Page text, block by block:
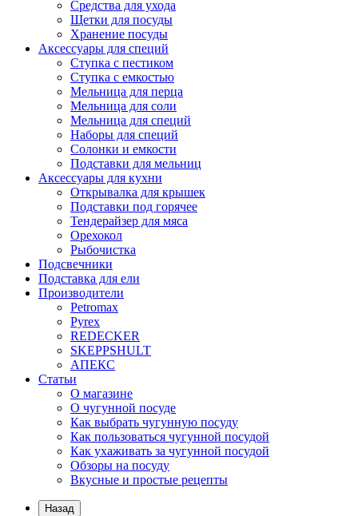
Средства для ухода
Щетки для посуды
Хранение посуды
Аксессуары для специй
Ступка с пестиком
Ступка с емкостью
Мельница для перца
Мельница для соли
Мельница для специй
Наборы для специй
Солонки и емкости
Подставки для мельниц
Аксессуары для кухни
Открывалка для крышек
Подставки под горячее
Тендерайзер для мяса
Орехокол
Рыбочистка
Подсвечники
Подставка для ели
Производители
Petromax
Pyrex
REDECKER
SKEPPSHULT
АПЕКС
Статьи
О магазине
О чугунной посуде
Как выбрать чугунную посуду
Как пользоваться чугунной посудой
Как ухаживать за чугунной посудой
Обзоры на посуду
Вкусные и простые рецепты
Назад